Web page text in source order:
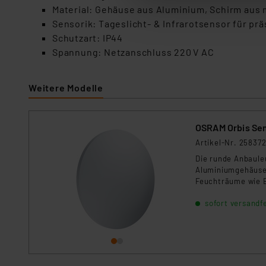
anpassen oder widerrufen.
Auswertung und Analyse
Daten in
Unsere Kooperation mit
Kommission sowie einer
Daten, verbundenen
Impressum|
Material: Gehäuse aus Aluminium, Schirm
Sensorik: Tageslicht- & Infrarotsensor für
Schutzart: IP44
Spannung: Netzanschluss 220 V AC
Weitere Modelle
OSRAM Orbis
Artikel-Nr. 258372
Die runde
Feuchträume wie
sofort